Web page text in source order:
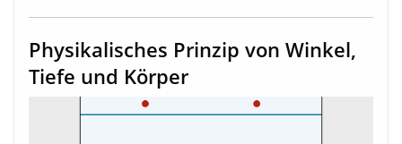
Physikalisches Prinzip von Winkel,
Tiefe und Körper